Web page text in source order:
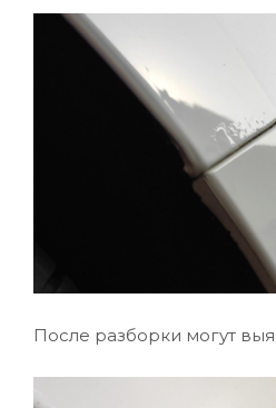
После разборки могут